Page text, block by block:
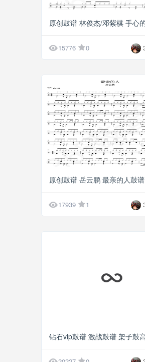
15776 0
17939 1
钻石vip鼓谱 激战鼓谱 架子鼓